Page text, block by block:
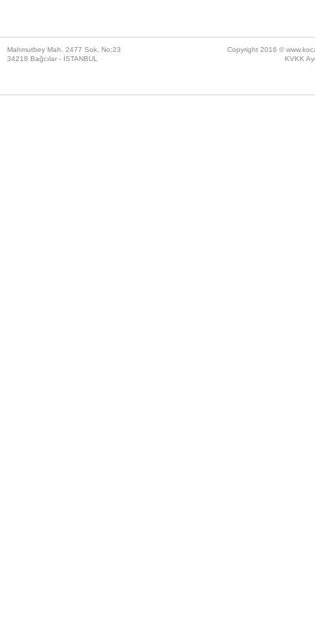
Mahmutbey Mah. 2477 Sok. No:23
34218 Bağcılar - İSTANBUL
Copyright 2016 ©
KVKK